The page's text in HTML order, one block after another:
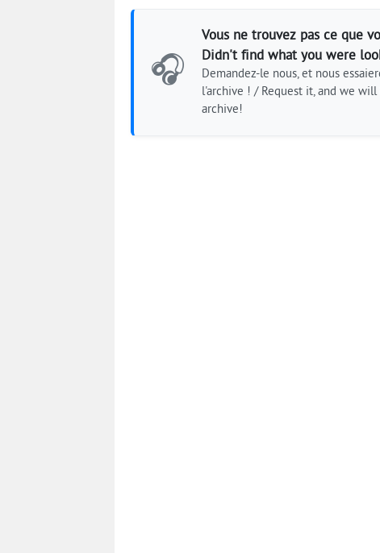
🎧
Vous ne trouvez pas ce que
Didn't find what you were
Demandez-le nous, et nous
l'archive ! / Request it, and we
archive!